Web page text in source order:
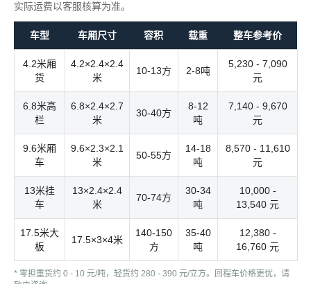
实际运费以客服核算为准。
车型 车厢尺寸 容积 载重 整车参考价
4.2米厢
货
4.2×2.4×2.4
米
10-13方 2-8吨
5,230 - 7,090
元
6.8米高
栏
6.8×2.4×2.7
米
30-40方
8-12
吨
7,140 - 9,670
元
9.6米厢
车
9.6×2.3×2.1
米
50-55方
14-18
吨
8,570 - 11,610
元
13米挂
车
13×2.4×2.4
米
70-74方
30-34
吨
10,000 -
13,540 元
17.5米大
板
17.5×3×4米
140-150
方
35-40
吨
12,380 -
16,760 元
* 零担重货约 0 - 10 元/吨，轻货约 280 - 390 元/立方。回程车价格更优，请